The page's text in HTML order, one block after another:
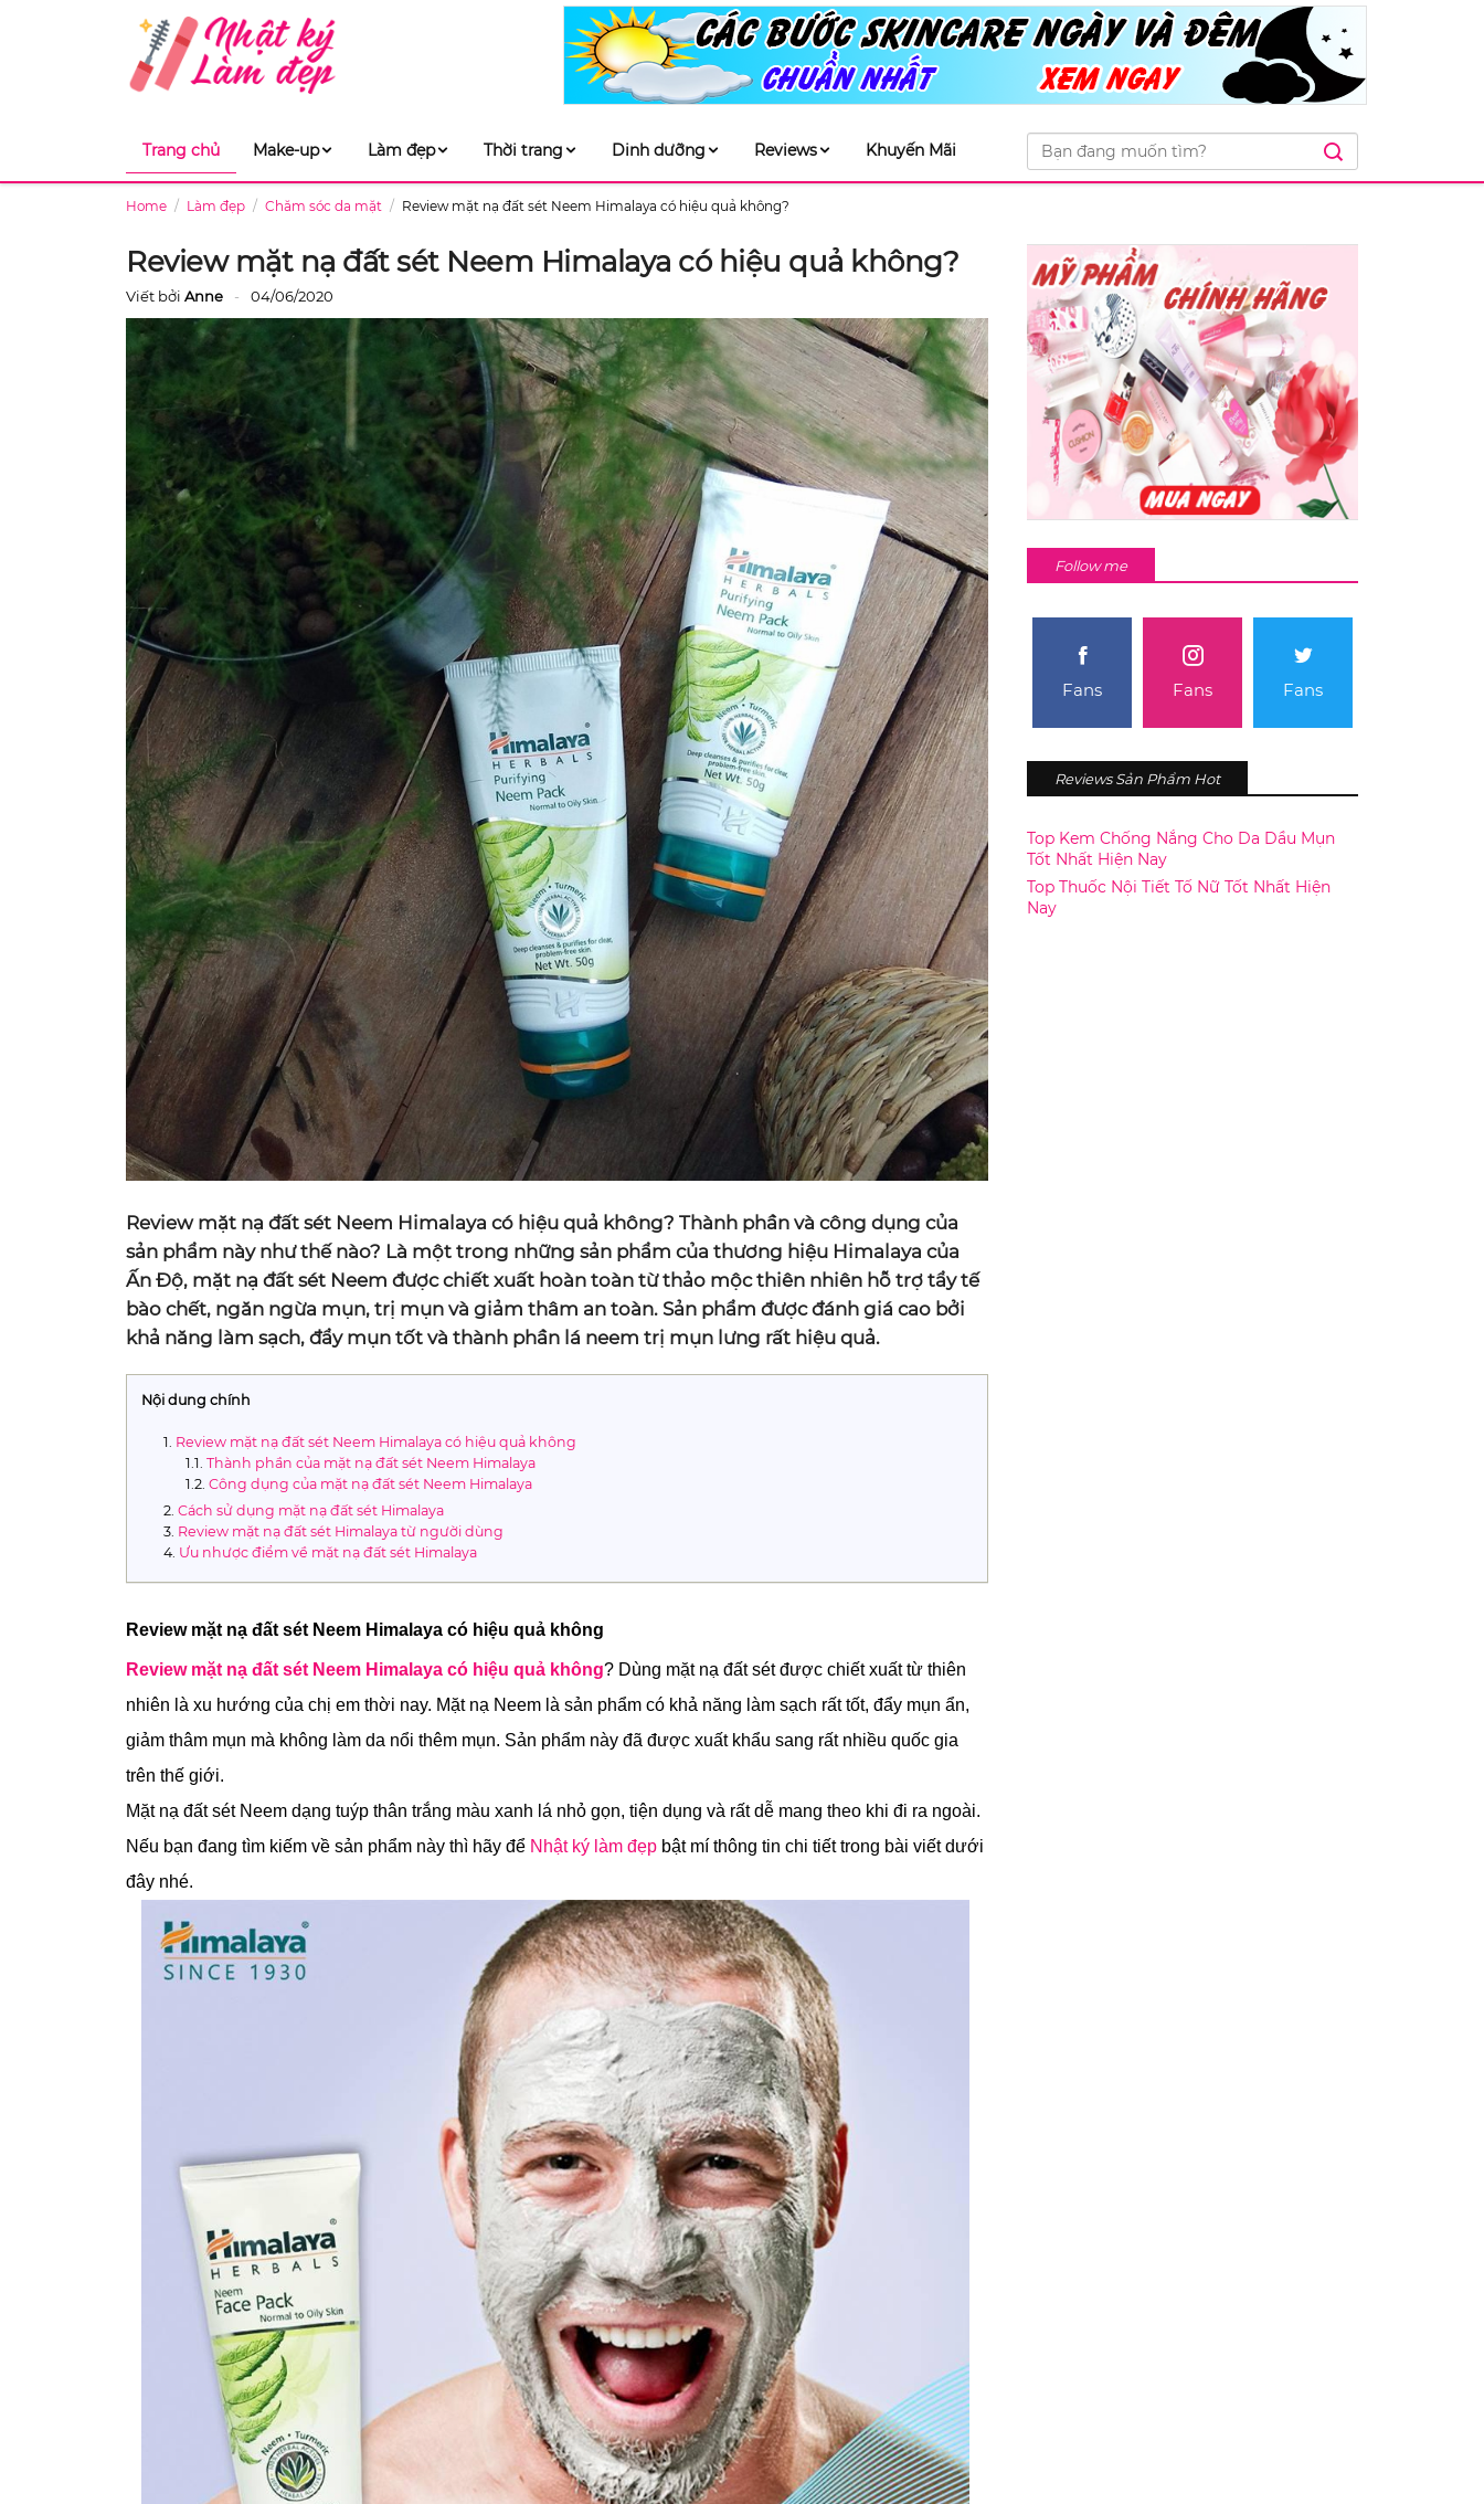
Trang chủ Make-up Làm đẹp Thời trang Dinh dưỡng Reviews Khuyến Mãi
Home Làm đẹp Chăm sóc da mặt Review mặt nạ đất sét Neem Himalaya có hiệu quả không?
Review mặt nạ đất sét Neem Himalaya có hiệu quả không?
Viết bởi Anne 04/06/2020
Review mặt nạ đất sét Neem Himalaya có hiệu quả không? Thành phần và công dụng của
sản phẩm này như thế nào? Là một trong những sản phẩm của thương hiệu Himalaya của
Ấn Độ, mặt nạ đất sét Neem được chiết xuất hoàn toàn từ thảo mộc thiên nhiên hỗ trợ tẩy tế
bào chết, ngăn ngừa mụn, trị mụn và giảm thâm an toàn. Sản phẩm được đánh giá cao bởi
khả năng làm sạch, đẩy mụn tốt và thành phần lá neem trị mụn lưng rất hiệu quả.
Nội dung chính
Review mặt nạ đất sét Neem Himalaya có hiệu quả không
Thành phần của mặt nạ đất sét Neem Himalaya
Công dụng của mặt nạ đất sét Neem Himalaya
Cách sử dụng mặt nạ đất sét Himalaya
Review mặt nạ đất sét Himalaya từ người dùng
Ưu nhược điểm về mặt nạ đất sét Himalaya
Review mặt nạ đất sét Neem Himalaya có hiệu quả không
Review mặt nạ đất sét Neem Himalaya có hiệu quả không? Dùng mặt nạ đất sét được chiết xuất từ thiên
nhiên là xu hướng của chị em thời nay. Mặt nạ Neem là sản phẩm có khả năng làm sạch rất tốt, đẩy mụn ẩn,
giảm thâm mụn mà không làm da nổi thêm mụn. Sản phẩm này đã được xuất khẩu sang rất nhiều quốc gia
trên thế giới.
Mặt nạ đất sét Neem dạng tuýp thân trắng màu xanh lá nhỏ gọn, tiện dụng và rất dễ mang theo khi đi ra ngoài.
Nếu bạn đang tìm kiếm về sản phẩm này thì hãy để Nhật ký làm đẹp bật mí thông tin chi tiết trong bài viết dưới
đây nhé.
Follow me
Fans Fans Fans
Reviews Sản Phẩm Hot
Top Kem Chống Nắng Cho Da Dầu Mụn
Tốt Nhất Hiện Nay
Top Thuốc Nội Tiết Tố Nữ Tốt Nhất Hiện
Nay